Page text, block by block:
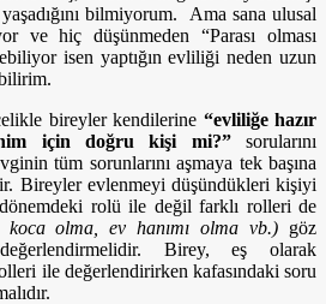
bilmiyorum. Ama sana ulusal
ve hiç düşünmeden “Parası olması
isen yaptığın evliliği neden uzun
bireyler kendilerine “evliliğe hazır
için doğru kişi mi?”sorularını
tüm sorunlarını aşmaya tek başına
Bireyler evlenmeyi düşündükleri kişiyi
rolü ile değil farklı rolleri de
olma, ev hanımı olma vb.) göz
Birey, eş olarak
ile değerlendirirken kafasındaki soru